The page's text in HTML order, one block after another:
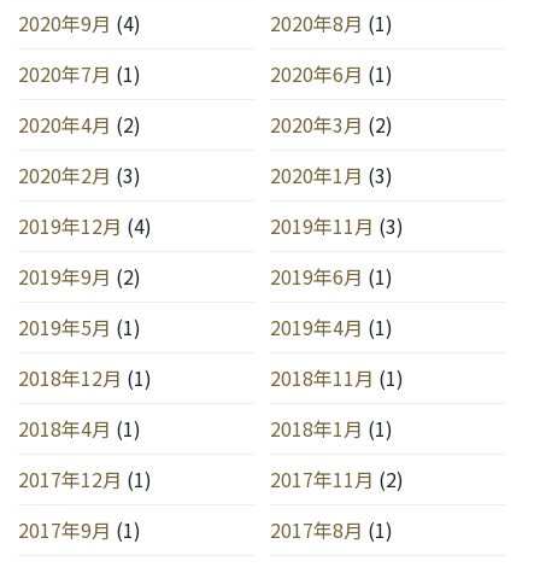
2020年9月 (4) 2020年8月 (1)
2020年7月 (1) 2020年6月 (1)
2020年4月 (2) 2020年3月 (2)
2020年2月 (3) 2020年1月 (3)
2019年12月 (4) 2019年11月 (3)
2019年9月 (2) 2019年6月 (1)
2019年5月 (1) 2019年4月 (1)
2018年12月 (1) 2018年11月 (1)
2018年4月 (1) 2018年1月 (1)
2017年12月 (1) 2017年11月 (2)
2017年9月 (1) 2017年8月 (1)